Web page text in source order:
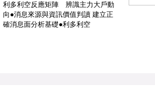
利多利空反應矩陣 辨識主力大戶動
向●消息來源與資訊價值判讀 建立正
確消息面分析基礎●利多利空